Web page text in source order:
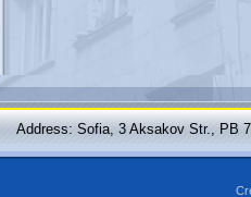
Address: Sofia, 3 Aksakov Str., PB